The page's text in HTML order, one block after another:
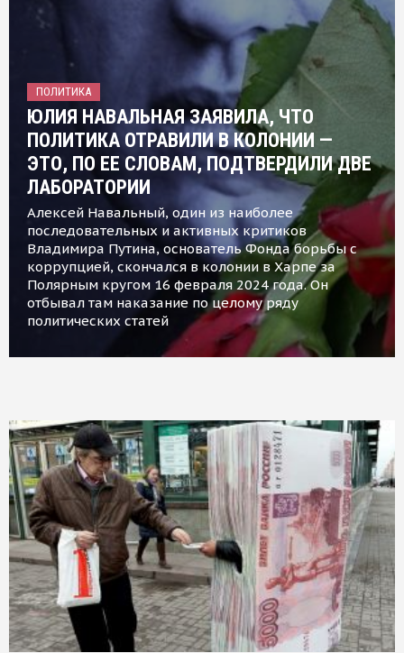
ПОЛИТИКА
ЮЛИЯ НАВАЛЬНАЯ ЗАЯВИЛА, ЧТО
ПОЛИТИКА ОТРАВИЛИ В КОЛОНИИ —
ЭТО, ПО ЕЕ СЛОВАМ, ПОДТВЕРДИЛИ ДВЕ
ЛАБОРАТОРИИ
Алексей Навальный, один из наиболее
последовательных и активных критиков
Владимира Путина, основатель Фонда борьбы с
коррупцией, скончался в колонии в Харпе за
Полярным кругом 16 февраля 2024 года. Он
отбывал там наказание по целому ряду
политических статей